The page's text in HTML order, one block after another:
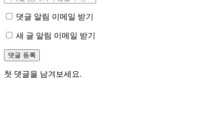
댓글 알림 이메일 받기
새 글 알림 이메일 받기
첫 댓글을 남겨보세요.